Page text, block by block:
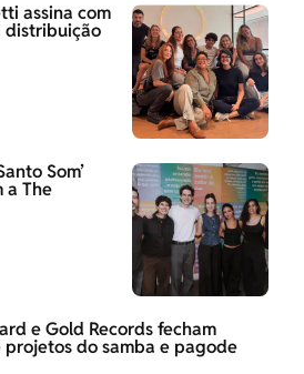
assina com
distribuição
Som’
a The
e Gold Records fecham
do samba e pagode